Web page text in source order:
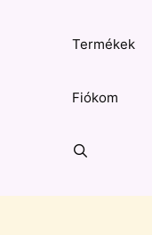
Termékek
Fiókom